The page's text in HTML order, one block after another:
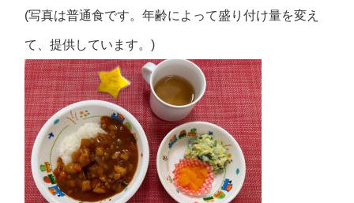
(写真は普通食です。年齢によって盛り付け量を変え
て、提供しています。)